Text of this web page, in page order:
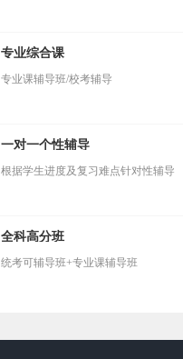
专业综合课
专业课辅导班/校考辅导
一对一个性辅导
根据学生进度及复习难点针对性辅导
全科高分班
统考可辅导班+专业课辅导班